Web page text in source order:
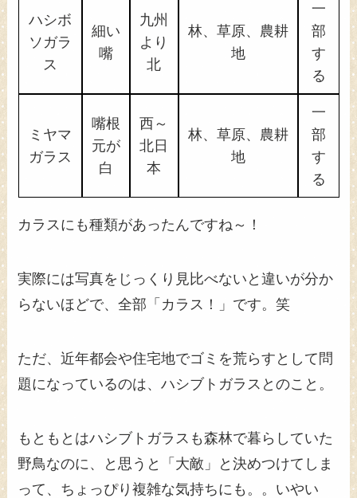
ハシボ
ソガラ
ス
細い
嘴
九州
より
北
林、草原、農耕
地
一
部
す
る
ミヤマ
ガラス
嘴根
元が
白
西～
北日
本
林、草原、農耕
地
一
部
す
る
カラスにも種類があったんですね～！
実際には写真をじっくり見比べないと違いが分か
らないほどで、全部「カラス！」です。笑
ただ、近年都会や住宅地でゴミを荒らすとして問
題になっているのは、ハシブトガラスとのこと。
もともとはハシブトガラスも森林で暮らしていた
野鳥なのに、と思うと「大敵」と決めつけてしま
って、ちょっぴり複雑な気持ちにも。。いやい